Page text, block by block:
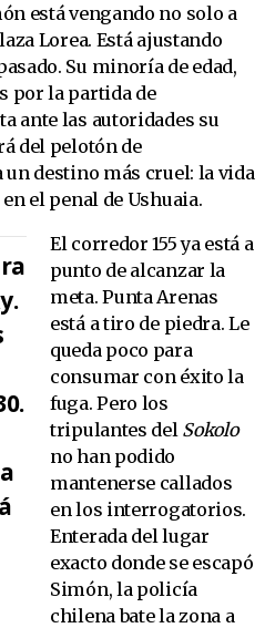
está vengando no solo a
Lorea. Está ajustando
Su minoría de edad,
por la partida de
ante las autoridades su
del pelotón de
destino más cruel: la vida
el penal de Ushuaia.
El corredor 155 ya está a
punto de alcanzar la
meta. Punta Arenas
está a tiro de piedra. Le
queda poco para
consumar con éxito la
fuga. Pero los
tripulantes del Sokolo
no han podido
mantenerse callados
en los interrogatorios.
Enterada del lugar
exacto donde se escapó
Simón, la policía
chilena bate la zona a